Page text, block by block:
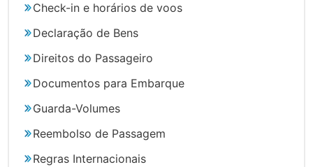
Check-in e horários de voos
Declaração de Bens
Direitos do Passageiro
Documentos para Embarque
Guarda-Volumes
Reembolso de Passagem
Regras Internacionais